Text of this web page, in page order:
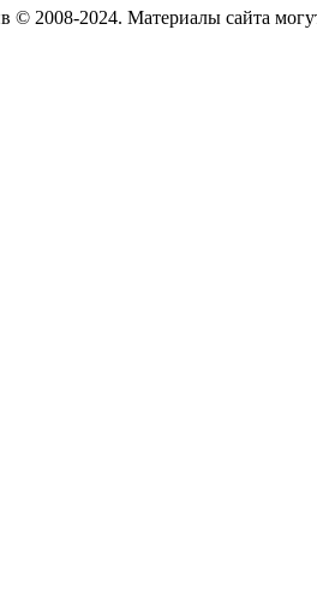
© 2008-2024. Материалы сайта